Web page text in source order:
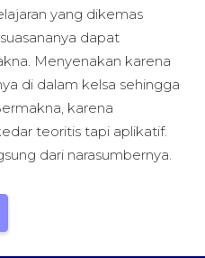
yang dikemas
dapat
Menyenakan karena
di dalam kelsa sehingga
karena
teoritis tapi aplikatif.
dari narasumbernya.